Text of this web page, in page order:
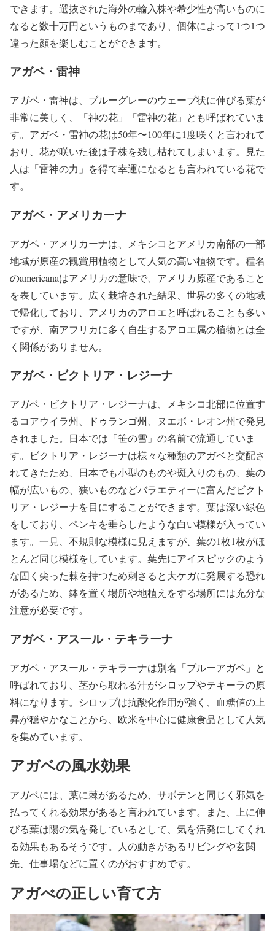
できます。選抜された海外の輸入株や希少性が高いものに
なると数十万円というものまであり、個体によって1つ1つ
違った顔を楽しむことができます。
アガベ・雷神
アガベ・雷神は、ブルーグレーのウェーブ状に伸びる葉が
非常に美しく、「神の花」「雷神の花」とも呼ばれていま
す。アガベ・雷神の花は50年〜100年に1度咲くと言われて
おり、花が咲いた後は子株を残し枯れてしまいます。見た
人は「雷神の力」を得て幸運になるとも言われている花で
す。
アガベ・アメリカーナ
アガベ・アメリカーナは、メキシコとアメリカ南部の一部
地域が原産の観賞用植物として人気の高い植物です。種名
のamericanaはアメリカの意味で、アメリカ原産であること
を表しています。広く栽培された結果、世界の多くの地域
で帰化しており、アメリカのアロエと呼ばれることも多い
ですが、南アフリカに多く自生するアロエ属の植物とは全
く関係がありません。
アガベ・ビクトリア・レジーナ
アガベ・ビクトリア・レジーナは、メキシコ北部に位置す
るコアウイラ州、ドゥランゴ州、ヌエボ・レオン州で発見
されました。日本では「笹の雪」の名前で流通していま
す。ビクトリア・レジーナは様々な種類のアガベと交配さ
れてきたため、日本でも小型のものや斑入りのもの、葉の
幅が広いもの、狭いものなどバラエティーに富んだビクト
リア・レジーナを目にすることができます。葉は深い緑色
をしており、ペンキを垂らしたような白い模様が入ってい
ます。一見、不規則な模様に見えますが、葉の1枚1枚がほ
とんど同じ模様をしています。葉先にアイスピックのよう
な固く尖った棘を持つため刺さると大ケガに発展する恐れ
があるため、鉢を置く場所や地植えをする場所には充分な
注意が必要です。
アガベ・アスール・テキラーナ
アガベ・アスール・テキラーナは別名「ブルーアガベ」と
呼ばれており、茎から取れる汁がシロップやテキーラの原
料になります。シロップは抗酸化作用が強く、血糖値の上
昇が穏やかなことから、欧米を中心に健康食品として人気
を集めています。
アガベの風水効果
アガベには、葉に棘があるため、サボテンと同じく邪気を
払ってくれる効果があると言われています。また、上に伸
びる葉は陽の気を発しているとして、気を活発にしてくれ
る効果もあるそうです。人の動きがあるリビングや玄関
先、仕事場などに置くのがおすすめです。
アガべの正しい育て方